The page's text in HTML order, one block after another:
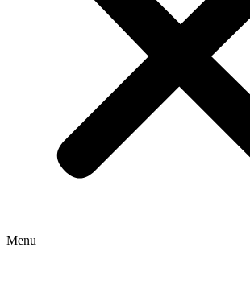
Menu